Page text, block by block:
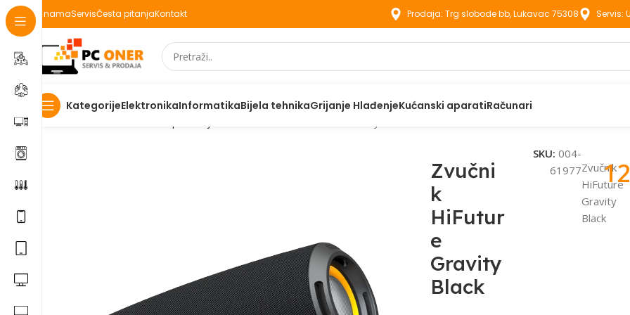
O namaServisČesta pitanjaKontakt Prodaja: Trg slobode bb, Lukavac 75308 Servis:
KategorijeElektronikaInformatikaBijela tehnikaGrijanje HlađenjeKućanski aparatiRačunari
Početna
Zvučni
k
HiFutur
e
Gravity
Black
SKU: 004-
61977Zvučnik
HiFuture
Gravity
Black